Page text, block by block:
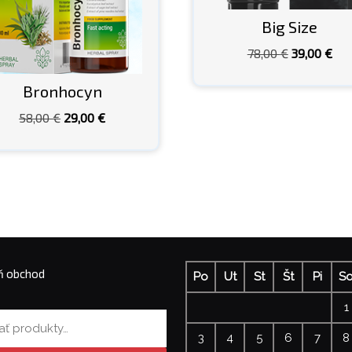
Bronhocyn
58,00€ Pôvodná
bola:
29,00€Aktuálna
je:
Big Size
78,00€ Pôvodná
bola:
39,00 €
je:
obchod Po Ut St Št Pi
1
3 4 5 6 7 8